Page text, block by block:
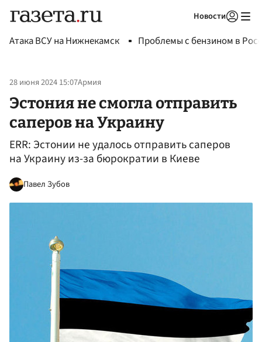
Новости
Атака ВСУ на Нижнекамск Проблемы с бензином в
28 июня 2024 15:07Армия
Эстония не смогла отправить
саперов на Украину
ERR: Эстонии не удалось отправить саперов
на Украину из-за бюрократии в Киеве
Павел Зубов